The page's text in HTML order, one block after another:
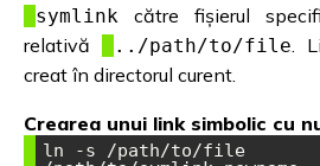
symlink către fișierul
relativă
../path/to/file .
creat în directorul curent.
Crearea unui link simbolic cu
ln -s /path/to/file